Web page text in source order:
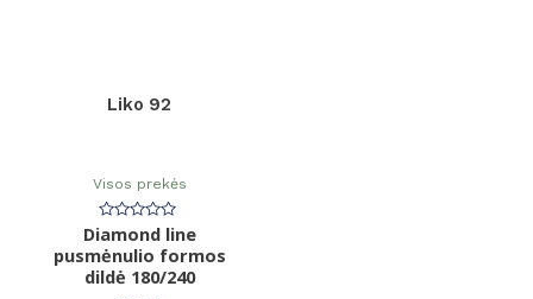
Liko 92
Visos prekės
Įvertinimas:
0
iš
5
Diamond line
pusmėnulio formos
dildė 180/240